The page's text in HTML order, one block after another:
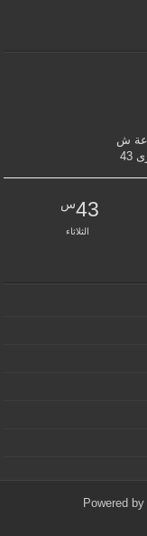
43س
الثلاثاء
Powered by